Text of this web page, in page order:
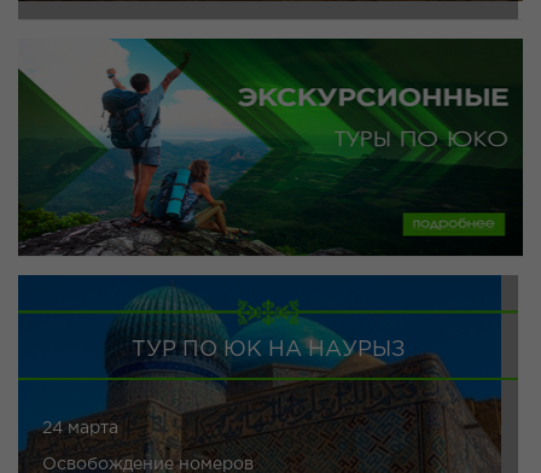
ТУР ПО ЮК НА НАУРЫЗ
24 марта
Освобождение номеров